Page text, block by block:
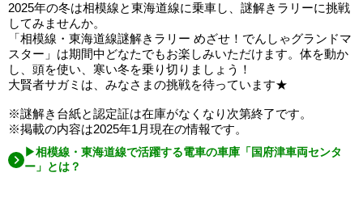
2025年の冬は相模線と東海道線に乗車し、謎解きラリーに挑戦
してみませんか。
「相模線・東海道線謎解きラリー めざせ！でんしゃグランドマ
スター」は期間中どなたでもお楽しみいただけます。体を動か
し、頭を使い、寒い冬を乗り切りましょう！
大賢者サガミは、みなさまの挑戦を待っています★
※謎解き台紙と認定証は在庫がなくなり次第終了です。
※掲載の内容は2025年1月現在の情報です。
▶相模線・東海道線で活躍する電車の車庫「国府津車両センタ
ー」とは？